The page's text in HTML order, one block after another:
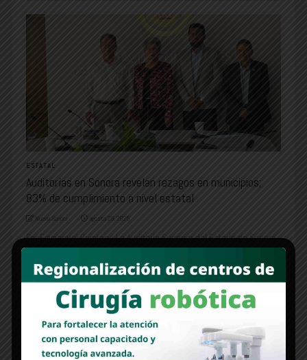
ESTATAL
Auditorías en Sonora revelan rezagos en municipios;
83% de cumplimiento a nivel estatal
Nuevo Sonora agosto 29, 2025
Por Emmanuel Quintana La Auditoría Superior del Estado de Sonora
destacando un [...] Read More